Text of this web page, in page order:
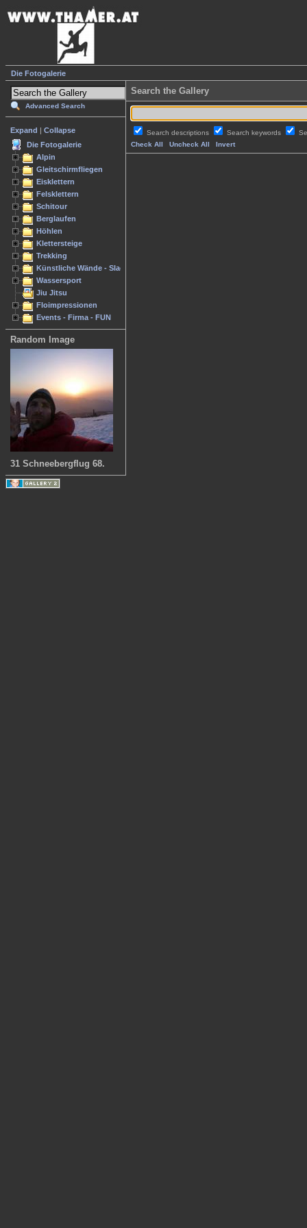
Die Fotogalerie
Advanced Search
Expand
Collapse
Die Fotogalerie
Alpin
Gleitschirmfliegen
Eisklettern
Felsklettern
Schitour
Berglaufen
Höhlen
Klettersteige
Trekking
Künstliche Wände - Slacken
Wassersport
Jiu Jitsu
Floimpressionen
Events - Firma - FUN
Random Image
31 Schneebergflug 68.
Search the Gallery
Search descriptions Search keywords
Check All
Uncheck All Invert